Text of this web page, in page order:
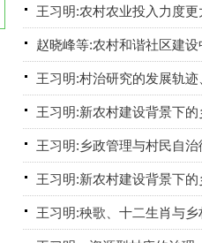
王习明:农村农业投入力度更
赵晓峰等:农村和谐社区建
王习明:村治研究的发展轨
王习明:新农村建设背景下
王习明:乡政管理与村民自治
王习明:新农村建设背景下
王习明:秧歌、十二生肖与乡